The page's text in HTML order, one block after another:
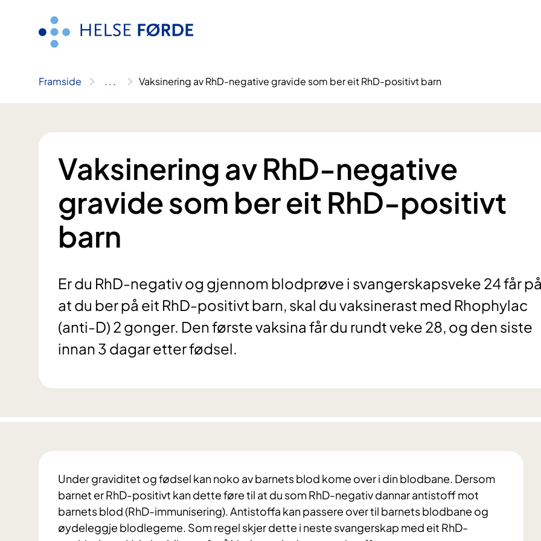
Framside .. . Vaksinering av RhD-negative gravide som ber eit RhD-positivt barn
Vaksinering av RhD-negative
gravide som ber eit RhD-positivt
barn
Er du RhD-negativ og gjennom blodprøve i svangerskapsveke 24 får
at du ber på eit RhD-positivt barn, skal du vaksinerast med Rhophylac
(anti-D) 2 gonger. Den første vaksina får du rundt veke 28, og den siste
innan 3 dagar etter fødsel.
Under graviditet og fødsel kan noko av barnets blod kome over i din blodbane. Dersom
barnet er RhD-positivt kan dette føre til at du som RhD-negativ dannar antistoff mot
barnets blod (RhD-immunisering). Antistoffa kan passere over til barnets blodbane og
øydeleggje blodlegeme. Som regel skjer dette i neste svangerskap med eit RhD-